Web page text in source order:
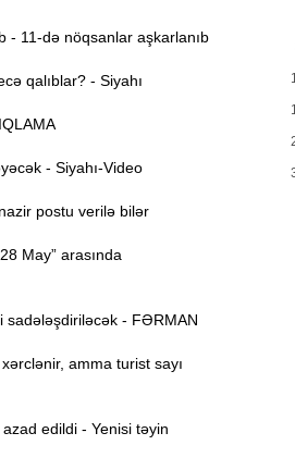
- 11-də nöqsanlar aşkarlanıb
qalıblar? - Siyahı
- Siyahı-Video
postu verilə bilər
May” arasında
- FƏRMAN
amma turist sayı
edildi - Yenisi təyin